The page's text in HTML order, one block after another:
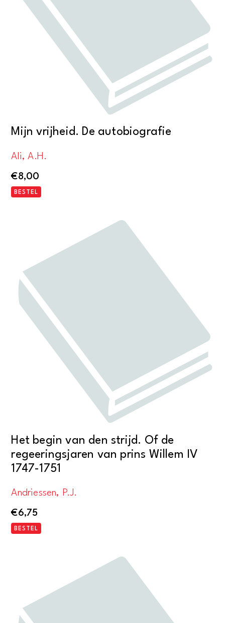
Mijn vrijheid. De autobiografie
Ali, A.H.
€8,00
BESTEL
Het begin van den strijd. Of de
regeeringsjaren van prins Willem IV
1747-1751
Andriessen, P.J.
€6,75
BESTEL